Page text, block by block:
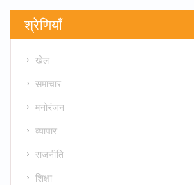
श्रेणियाँ
खेल
समाचार
मनोरंजन
व्यापार
राजनीति
शिक्षा